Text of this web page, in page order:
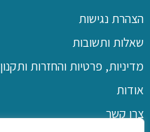
הצהרת נגישות
שאלות ותשובות
מדיניות, פרטיות והחזרות ותקנון
אודות
צרו קשר